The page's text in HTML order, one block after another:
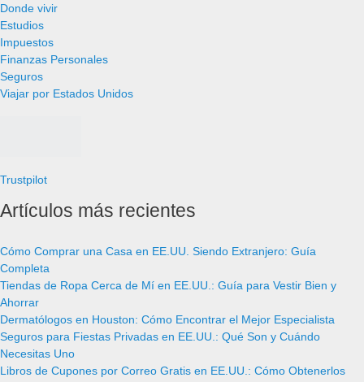
Donde vivir
Estudios
Impuestos
Finanzas Personales
Seguros
Viajar por Estados Unidos
Trustpilot
Artículos más recientes
Cómo Comprar una Casa en EE.UU. Siendo Extranjero: Guía
Completa
Tiendas de Ropa Cerca de Mí en EE.UU.: Guía para Vestir Bien y
Ahorrar
Dermatólogos en Houston: Cómo Encontrar el Mejor Especialista
Seguros para Fiestas Privadas en EE.UU.: Qué Son y Cuándo
Necesitas Uno
Libros de Cupones por Correo Gratis en EE.UU.: Cómo Obtenerlos